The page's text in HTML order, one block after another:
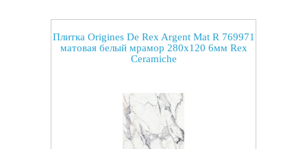
Плитка Origines De Rex Argent Mat R 769971
матовая белый мрамор 280x120 6мм Rex
Ceramiche